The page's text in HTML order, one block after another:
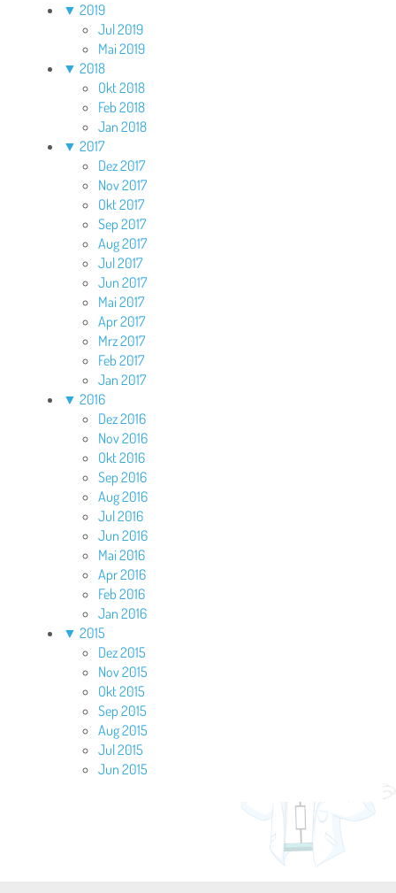
▼ 2019
Jul 2019
Mai 2019
▼ 2018
Okt 2018
Feb 2018
Jan 2018
▼ 2017
Dez 2017
Nov 2017
Okt 2017
Sep 2017
Aug 2017
Jul 2017
Jun 2017
Mai 2017
Apr 2017
Mrz 2017
Feb 2017
Jan 2017
▼ 2016
Dez 2016
Nov 2016
Okt 2016
Sep 2016
Aug 2016
Jul 2016
Jun 2016
Mai 2016
Apr 2016
Feb 2016
Jan 2016
▼ 2015
Dez 2015
Nov 2015
Okt 2015
Sep 2015
Aug 2015
Jul 2015
Jun 2015